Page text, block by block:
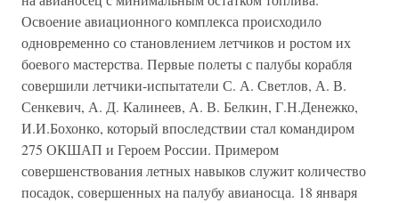
Освоение авиационного комплекса происходило
одновременно со становлением летчиков и ростом их
боевого мастерства. Первые полеты с палубы корабля
совершили летчики-испытатели С. А. Светлов, А. В.
Сенкевич, А. Д. Калинеев, А. В. Белкин, Г.Н.Денежко,
И.И.Бохонко, который впоследствии стал командиром
275 ОКШАП и Героем России. Примером
совершенствования летных навыков служит количество
посадок, совершенных на палубу авианосца. 18 января